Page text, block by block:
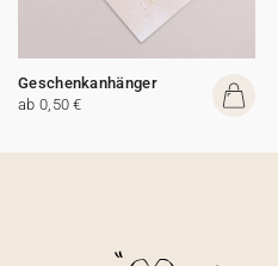
Geschenkanhänger
ab 0,50 €